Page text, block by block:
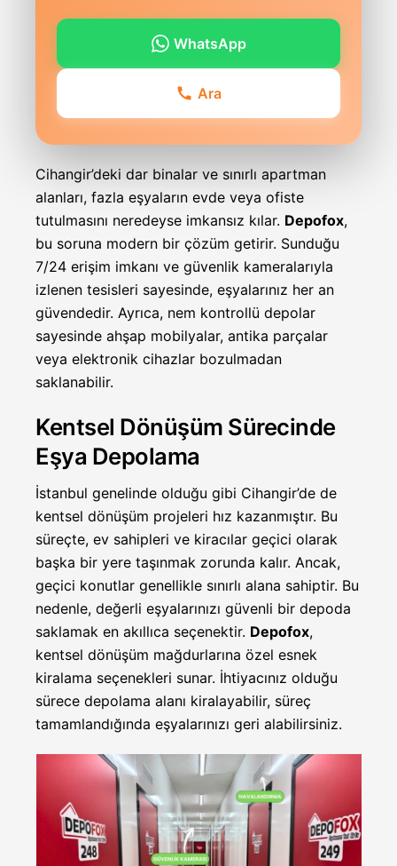
WhatsApp
Ara
Cihangir’deki dar binalar ve sınırlı apartman
alanları, fazla eşyaların evde veya ofiste
tutulmasını neredeyse imkansız kılar. Depofox,
bu soruna modern bir çözüm getirir. Sunduğu
7/24 erişim imkanı ve güvenlik kameralarıyla
izlenen tesisleri sayesinde, eşyalarınız her an
güvendedir. Ayrıca, nem kontrollü depolar
sayesinde ahşap mobilyalar, antika parçalar
veya elektronik cihazlar bozulmadan
saklanabilir.
Kentsel Dönüşüm Sürecinde
Eşya Depolama
İstanbul genelinde olduğu gibi Cihangir’de de
kentsel dönüşüm projeleri hız kazanmıştır. Bu
süreçte, ev sahipleri ve kiracılar geçici olarak
başka bir yere taşınmak zorunda kalır. Ancak,
geçici konutlar genellikle sınırlı alana sahiptir. Bu
nedenle, değerli eşyalarınızı güvenli bir depoda
saklamak en akıllıca seçenektir. Depofox,
kentsel dönüşüm mağdurlarına özel esnek
kiralama seçenekleri sunar. İhtiyacınız olduğu
sürece depolama alanı kiralayabilir, süreç
tamamlandığında eşyalarınızı geri alabilirsiniz.